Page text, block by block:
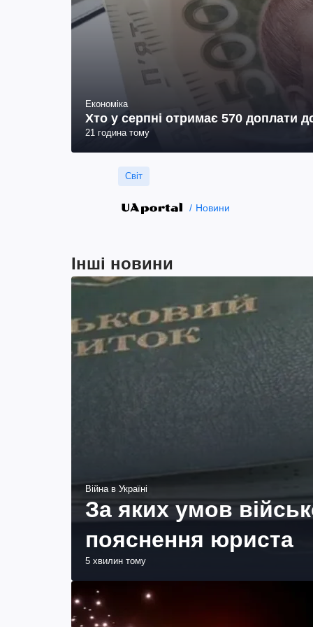
Економіка
Хто у серпні отримає 570 доплати
21 година тому
Світ
Новини
Інші новини
Війна в Україні
За яких умов
пояснення юриста
5 хвилин тому